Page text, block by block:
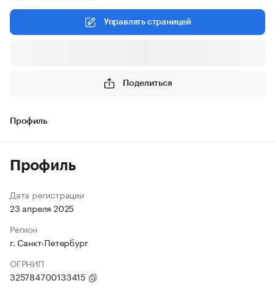
Управлять страницей
Поделиться
Профиль
Профиль
Дата регистрации
23 апреля 2025
Регион
г. Санкт-Петербург
ОГРНИП
325784700133415